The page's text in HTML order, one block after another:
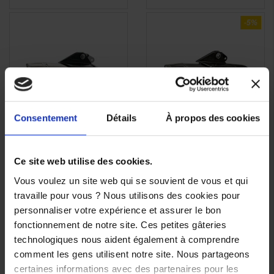
Consentement Détails À propos des cookies
Ce site web utilise des cookies.
Vous voulez un site web qui se souvient de vous et qui
travaille pour vous ? Nous utilisons des cookies pour
personnaliser votre expérience et assurer le bon
fonctionnement de notre site. Ces petites gâteries
technologiques nous aident également à comprendre
comment les gens utilisent notre site. Nous partageons
certaines informations avec des partenaires pour les
Yamaha MT10 et
1 109,00 €
-5%
1 179,00 € -5%
1 120,05 €
RAPIDE